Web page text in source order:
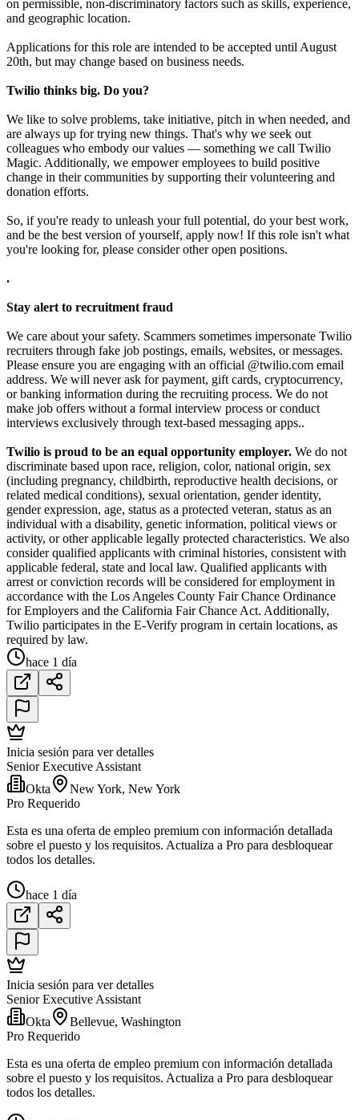
on permissible, non-discriminatory factors such as skills, experience,
and geographic location.
Applications for this role are intended to be accepted until August
20th, but may change based on business needs.
Twilio thinks big. Do you?
We like to solve problems, take initiative, pitch in when needed, and
are always up for trying new things. That's why we seek out
colleagues who embody our values — something we call Twilio
Magic. Additionally, we empower employees to build positive
change in their communities by supporting their volunteering and
donation efforts.
So, if you're ready to unleash your full potential, do your best work,
and be the best version of yourself, apply now! If this role isn't what
you're looking for, please consider other open positions.
.
Stay alert to recruitment fraud
We care about your safety. Scammers sometimes impersonate Twilio
recruiters through fake job postings, emails, websites, or messages.
Please ensure you are engaging with an official @twilio.com email
address. We will never ask for payment, gift cards, cryptocurrency,
or banking information during the recruiting process. We do not
make job offers without a formal interview process or conduct
interviews exclusively through text-based messaging apps..
Twilio is proud to be an equal opportunity employer. We do not
discriminate based upon race, religion, color, national origin, sex
(including pregnancy, childbirth, reproductive health decisions, or
related medical conditions), sexual orientation, gender identity,
gender expression, age, status as a protected veteran, status as an
individual with a disability, genetic information, political views or
activity, or other applicable legally protected characteristics. We also
consider qualified applicants with criminal histories, consistent with
applicable federal, state and local law. Qualified applicants with
arrest or conviction records will be considered for employment in
accordance with the Los Angeles County Fair Chance Ordinance
for Employers and the California Fair Chance Act. Additionally,
Twilio participates in the E-Verify program in certain locations, as
required by law.
hace 1 día
Inicia sesión para ver detalles
Senior Executive Assistant
Okta
New York, New York
Pro Requerido
Esta es una oferta de empleo premium con información detallada
sobre el puesto y los requisitos. Actualiza a Pro para desbloquear
todos los detalles.
hace 1 día
Inicia sesión para ver detalles
Senior Executive Assistant
Okta
Bellevue, Washington
Pro Requerido
Esta es una oferta de empleo premium con información detallada
sobre el puesto y los requisitos. Actualiza a Pro para desbloquear
todos los detalles.